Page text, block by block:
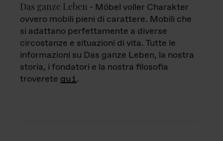
Das ganze Leben - Möbel voller Charakter
ovvero mobili pieni di carattere. Mobili che
si adattano perfettamente a diverse
circostanze e situazioni di vita. Tutte le
informazioni su Das ganze Leben, la nostra
storia, i fondatori e la nostra filosofia
troverete qui.